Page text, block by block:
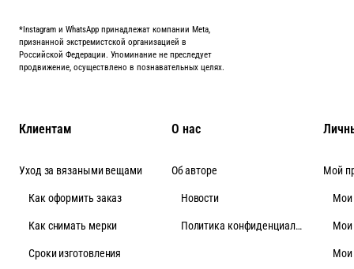
*Instagram и WhatsApp принадлежат компании Meta,
признанной экстремистской организацией в
Российской Федерации. Упоминание не преследует
продвижение, осуществлено в познавательных целях.
Клиентам
Уход за вязаными вещами
Как оформить заказ
Как снимать мерки
Cроки изготовления
О нас
Об авторе
Новости
Политика конфиденциальности
Мой
Мои
Мои
Мои